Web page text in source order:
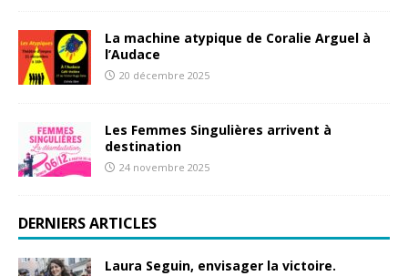
La machine atypique de Coralie Arguel à
l’Audace
20 décembre 2025
Les Femmes Singulières arrivent à
destination
24 novembre 2025
DERNIERS ARTICLES
Laura Seguin, envisager la victoire.